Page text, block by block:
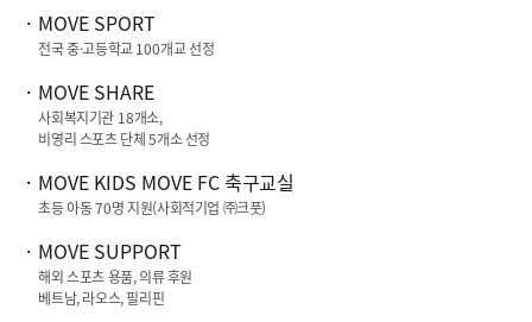
MOVE SPORT
전국 중·고등학교100개교 선정
MOVE SHARE
사회복지기관 18개소,
비영리 스포츠 단체5개소 선정
MOVE KIDS MOVE FC축구교실
초등 아동70명 지원(사회적기업 ㈜크풋)
MOVE SUPPORT
해외 스포츠 용품, 의류 후원
베트남, 라오스, 필리핀